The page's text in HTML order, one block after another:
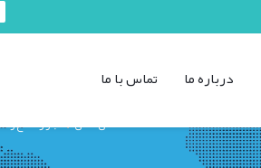
درباره ما تماس با ما
صفحه ی اصلی اخبار و اطلاع